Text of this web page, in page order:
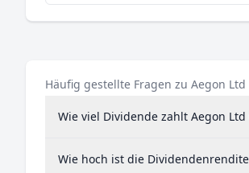
Häufig gestellte Fragen zu Aegon Ltd
Wie viel Dividende zahlt Aegon Ltd
Wie hoch ist die